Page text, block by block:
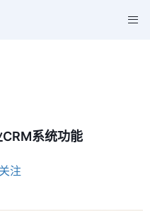
系统功能
关注